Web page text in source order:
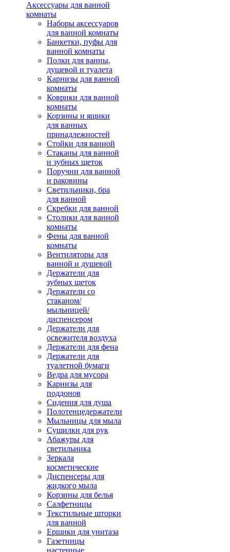
Аксессуары для ванной
комнаты
Наборы аксессуаров
для ванной комнаты
Банкетки, пуфы для
ванной комнаты
Полки для ванны,
душевой и туалета
Карнизы для ванной
комнаты
Коврики для ванной
комнаты
Корзины и ящики
для ванных
принадлежностей
Стойки для ванной
Стаканы для ванной
и зубных щеток
Поручни для ванной
и раковины
Светильники, бра
для ванной
Скребки для ванной
Столики для ванной
комнаты
Фены для ванной
комнаты
Вентиляторы для
ванной и душевой
Держатели для
зубных щеток
Держатели со
стаканом/
мыльницей/
диспенсером
Держатели для
освежителя воздуха
Держатели для фена
Держатели для
туалетной бумаги
Ведра для мусора
Карнизы для
поддонов
Сидения для душа
Полотенцедержатели
Мыльницы для мыла
Сушилки для рук
Абажуры для
светильника
Зеркала
косметические
Диспенсеры для
жидкого мыла
Корзины для белья
Салфетницы
Текстильные шторки
для ванной
Ершики для унитаза
Газетницы
настенные